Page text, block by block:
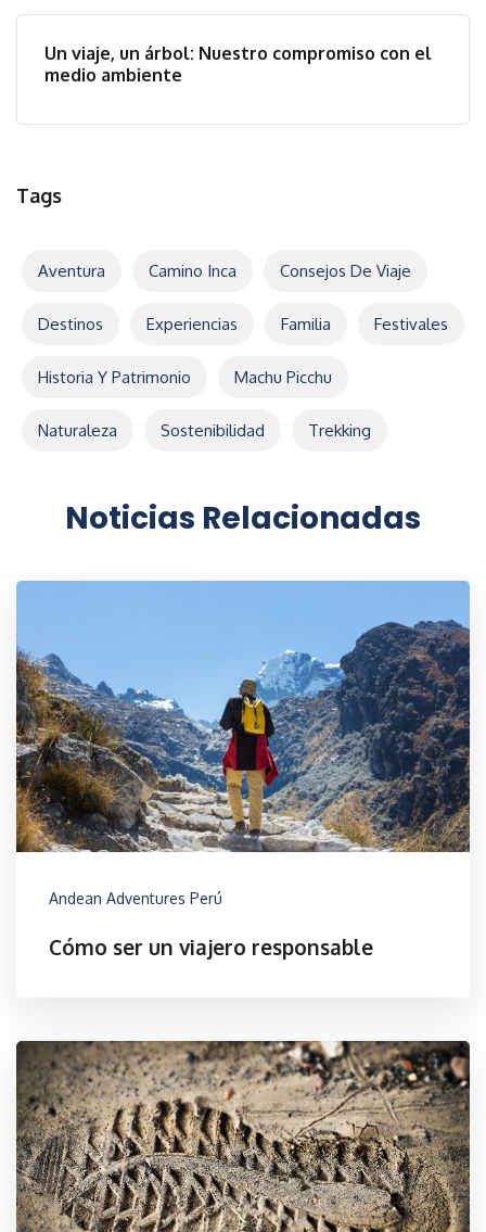
Un viaje, un árbol: Nuestro compromiso con el
medio ambiente
Tags
Aventura Camino Inca Consejos De Viaje
Destinos Experiencias Familia Festivales
Historia Y Patrimonio Machu Picchu
Naturaleza Sostenibilidad Trekking
Noticias Relacionadas
Andean Adventures Perú
Cómo ser un viajero responsable